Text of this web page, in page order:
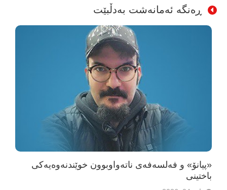
ڕەنگە ئەمانەشت بەدڵبێت
«پیانۆ» و فەلسەفەی ناتەواوبوون خوێندنەوەیەکی
باختینی